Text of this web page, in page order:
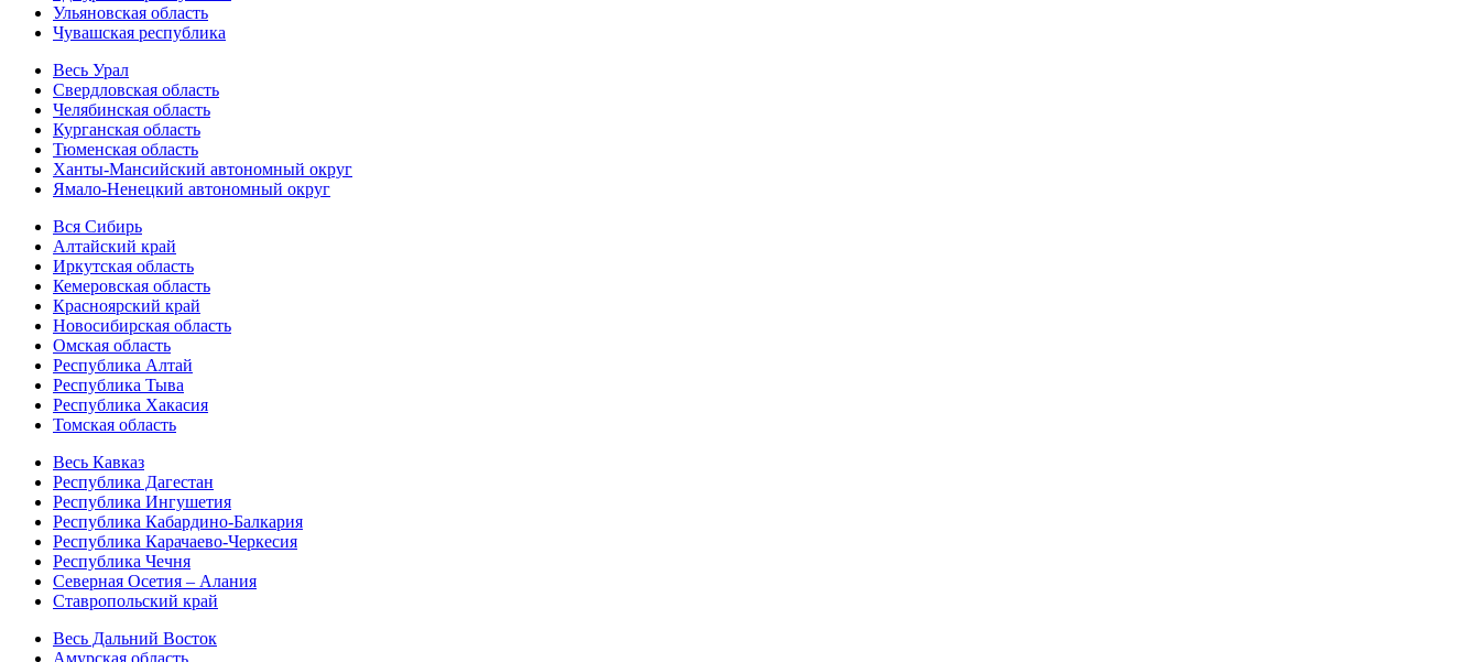
Ульяновская область
Чувашская республика
Весь Урал
Свердловская область
Челябинская область
Курганская область
Тюменская область
Ханты-Мансийский автономный округ
Ямало-Ненецкий автономный округ
Вся Сибирь
Алтайский край
Иркутская область
Кемеровская область
Красноярский край
Новосибирская область
Омская область
Республика Алтай
Республика Тыва
Республика Хакасия
Томская область
Весь Кавказ
Республика Дагестан
Республика Ингушетия
Республика Кабардино-Балкария
Республика Карачаево-Черкесия
Республика Чечня
Северная Осетия – Алания
Ставропольский край
Весь Дальний Восток
Амурская область